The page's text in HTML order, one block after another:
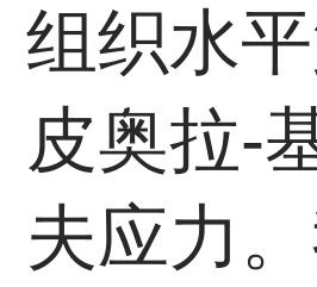
组织水
皮奥拉-
夫应力